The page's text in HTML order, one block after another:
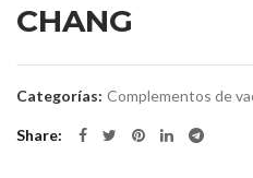
CHANG
Categorías: Complementos de
Share